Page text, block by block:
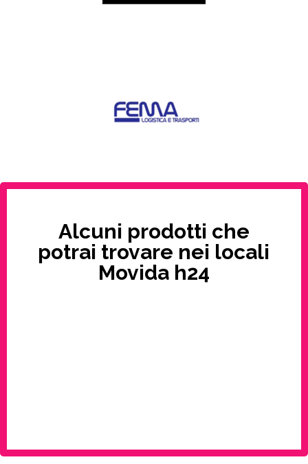
Alcuni prodotti che
potrai trovare nei locali
Movida h24